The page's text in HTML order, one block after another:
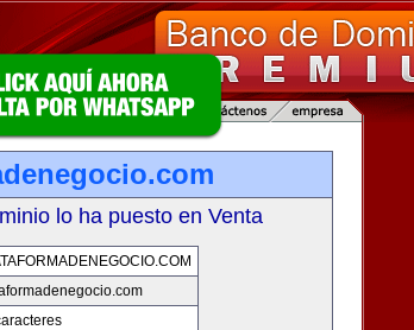
lo ha puesto en Venta